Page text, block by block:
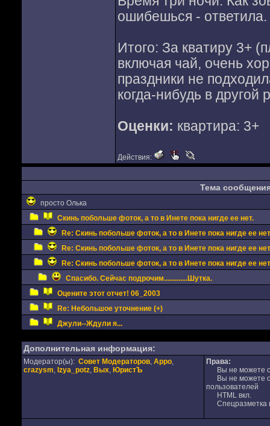
ошибешься - ответила.
Итого: За кватиру 3+
включая чай, очень
праздники не
когда-нибудь в другой
Оценки: квартира: 3+
Действия:
Тема
просто Олька
Скинь побольше фоток, а то в Инете пока нигде ее нет.
Re: Скинь побольше фоток, а то в Инете пока нигде ее
Re: Скинь побольше фоток, а то в Инете пока нигде ее
Re: Скинь побольше фоток, а то в Инете пока нигде ее
Спасибо. Сейчас подрочим.............Шутка.
Оцените этот отчет! 06_2003
Re: Небольшое уточнение (+)
Джули--Ждули я...
Дополнительная информация:
Модератор(ы): Совет Модераторов, Appo,
crazysm, Izya_potz, Вых, ЮристЪ
Права:
Вы не можете
Вы не можете
пользователей
HTML вкл.
Спецразметка